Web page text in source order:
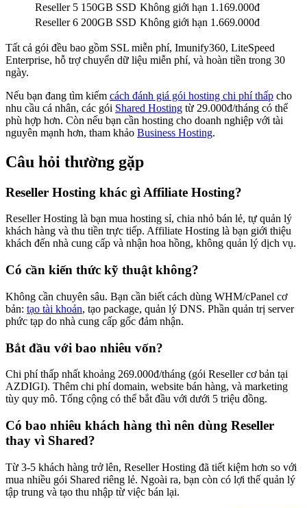
Reseller 5 150GB SSD Không giới hạn 1.169.000đ
Reseller 6 200GB SSD Không giới hạn 1.669.000đ
Tất cả gói đều bao gồm SSL miễn phí, Imunify360, LiteSpeed
Enterprise, hỗ trợ chuyển dữ liệu miễn phí, và hoàn tiền trong 30
ngày.
Nếu bạn đang tìm kiếm cách đánh giá gói hosting chi phí thấp cho
nhu cầu cá nhân, các gói Shared Hosting từ 29.000đ/tháng có thể
phù hợp hơn. Còn nếu bạn cần hosting cho doanh nghiệp với tài
nguyên mạnh hơn, tham khảo Business Hosting.
Câu hỏi thường gặp
Reseller Hosting khác gì Affiliate Hosting?
Reseller Hosting là bạn mua hosting sỉ, chia nhỏ bán lẻ, tự quản lý
khách hàng và thu tiền trực tiếp. Affiliate Hosting là bạn giới thiệu
khách đến nhà cung cấp và nhận hoa hồng, không quản lý dịch vụ.
Có cần kiến thức kỹ thuật không?
Không cần chuyên sâu. Bạn cần biết cách dùng WHM/cPanel cơ
bản: tạo tài khoản, tạo package, quản lý DNS. Phần quản trị server
phức tạp do nhà cung cấp gốc đảm nhận.
Bắt đầu với bao nhiêu vốn?
Chi phí thấp nhất khoảng 269.000đ/tháng (gói Reseller cơ bản tại
AZDIGI). Thêm chi phí domain, website bán hàng, và marketing
tùy quy mô. Tổng cộng có thể bắt đầu với dưới 5 triệu đồng.
Có bao nhiêu khách hàng thì nên dùng Reseller
thay vì Shared?
Từ 3-5 khách hàng trở lên, Reseller Hosting đã tiết kiệm hơn so với
mua nhiều gói Shared riêng lẻ. Ngoài ra, bạn còn có lợi thế quản lý
tập trung và tạo thu nhập từ việc bán lại.